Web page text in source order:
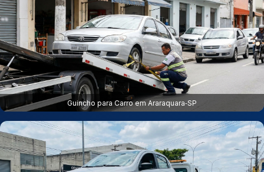
Guincho para Carro em Araraquara‑SP